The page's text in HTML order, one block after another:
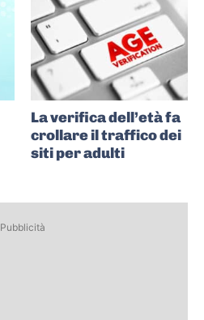
La verifica dell’età fa
crollare il traffico dei
siti per adulti
Pubblicità